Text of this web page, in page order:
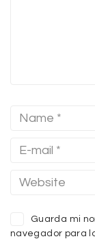
Guarda mi
navegador para